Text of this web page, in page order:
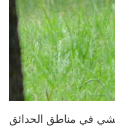
في مناطق الحدائق